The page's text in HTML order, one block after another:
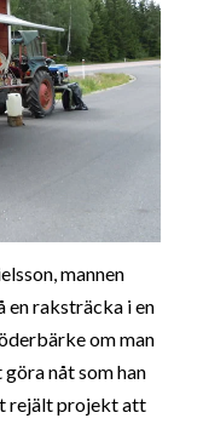
mannen
en raksträcka i en
om man
nåt som han
rejält projekt att